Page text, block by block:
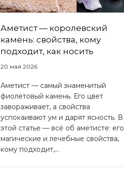
Аметист — королевский
камень: свойства, кому
подходит, как носить
20 мая 2026
Аметист — самый знаменитый
фиолетовый камень. Его цвет
завораживает, а свойства
успокаивают ум и дарят ясность. В
этой статье — всё об аметисте: его
магические и лечебные свойства,
кому подходит,...